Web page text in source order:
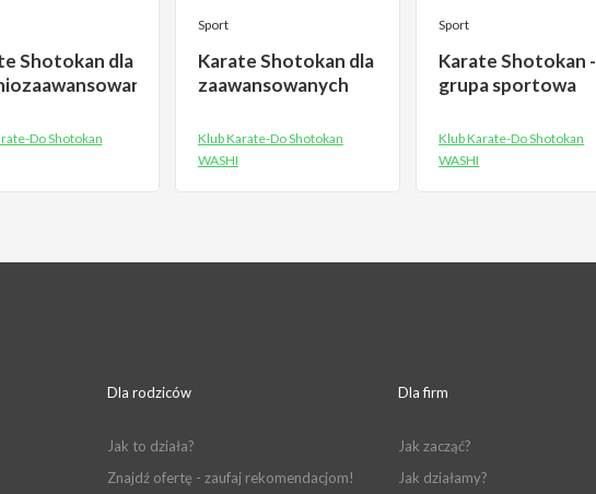
Shotokan dla
Do Shotokan
Sport
Karate Shotokan dla
zaawansowanych
Klub Karate-Do Shotokan
WASHI
Sport
Karate Shotokan -
grupa sportowa
Klub Karate-Do Shotokan
WASHI
Dla rodziców
Jak to działa?
Znajdź ofertę - zaufaj rekomendacjom!
Dla firm
Jak zacząć?
Jak działamy?